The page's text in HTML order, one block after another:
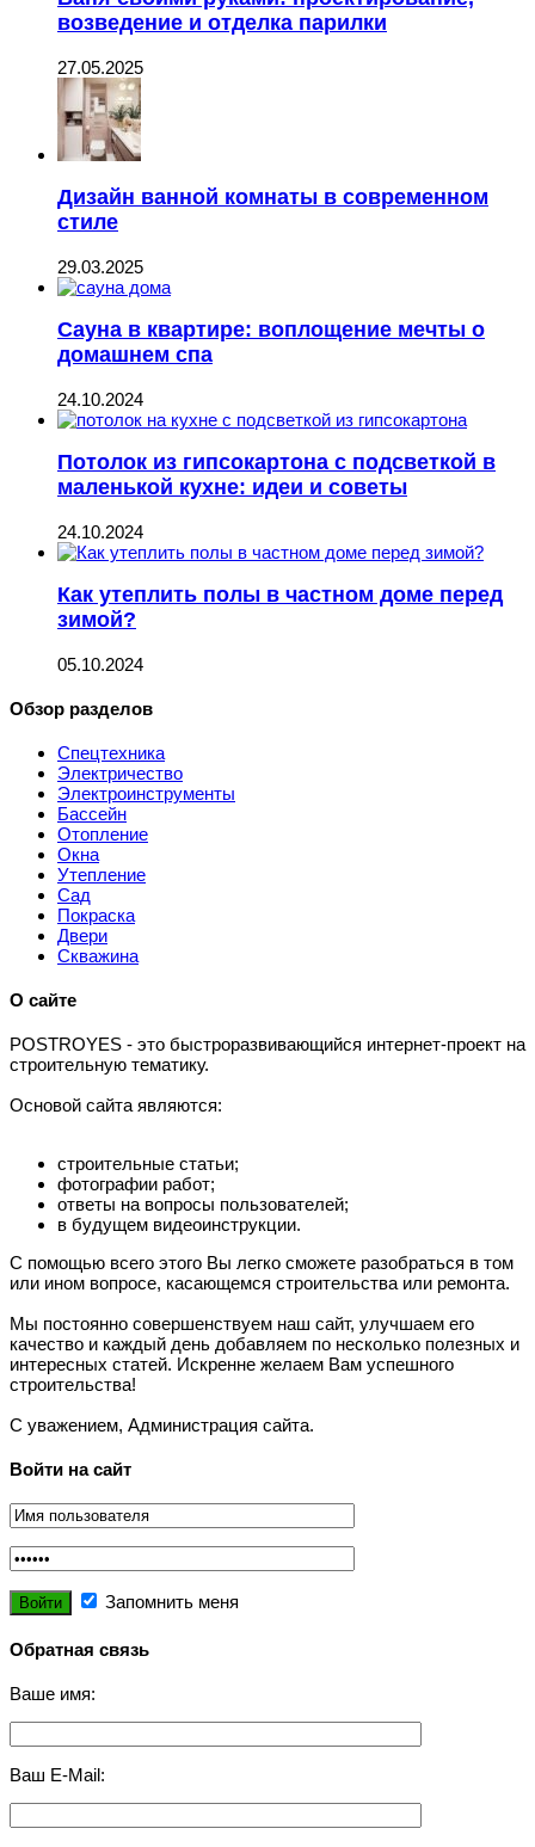
возведение и отделка парилки
27.05.2025
Дизайн ванной комнаты в современном
стиле
29.03.2025
Сауна в квартире: воплощение мечты о
домашнем спа
24.10.2024
Потолок из гипсокартона с подсветкой в
маленькой кухне: идеи и советы
24.10.2024
Как утеплить полы в частном доме перед
зимой?
05.10.2024
Обзор разделов
Спецтехника
Электричество
Электроинструменты
Бассейн
Отопление
Окна
Утепление
Сад
Покраска
Двери
Скважина
О сайте
POSTROYES - это быстроразвивающийся интернет-проект на
строительную тематику.
Основой сайта являются:
строительные статьи;
фотографии работ;
ответы на вопросы пользователей;
в будущем видеоинструкции.
С помощью всего этого Вы легко сможете разобраться в том
или ином вопросе, касающемся строительства или ремонта.
Мы постоянно совершенствуем наш сайт, улучшаем его
качество и каждый день добавляем по несколько полезных и
интересных статей. Искренне желаем Вам успешного
строительства!
С уважением, Администрация сайта.
Войти на сайт
Запомнить меня
Обратная связь
Ваше имя:
Ваш E-Mail: